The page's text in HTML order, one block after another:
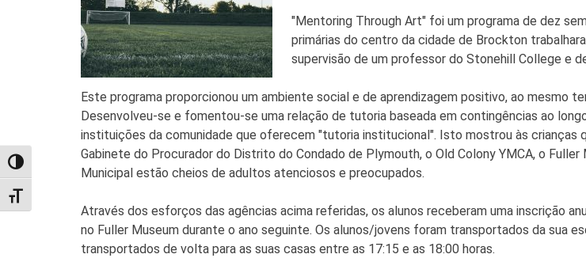
TOGGLE HIGH CONTRAST
TOGGLE FONT SIZE
"Mentoring Through Art" foi um programa de dez
primárias do centro da cidade de Brockton
supervisão de um professor do Stonehill College e
Este programa proporcionou um ambiente social e de aprendizagem positivo, ao mesmo
Desenvolveu-se e fomentou-se uma relação de tutoria baseada em contingências ao
instituições da comunidade que oferecem "tutoria institucional". Isto mostrou às crianças
Gabinete do Procurador do Distrito do Condado de Plymouth, o Old Colony YMCA, o
Municipal estão cheios de adultos atenciosos e preocupados.
Através dos esforços das agências acima referidas, os alunos receberam uma inscrição
no Fuller Museum durante o ano seguinte. Os alunos/jovens foram transportados da sua
transportados de volta para as suas casas entre as 17:15 e as 18:00 horas.